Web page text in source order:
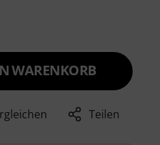
WARENKORB
Teilen